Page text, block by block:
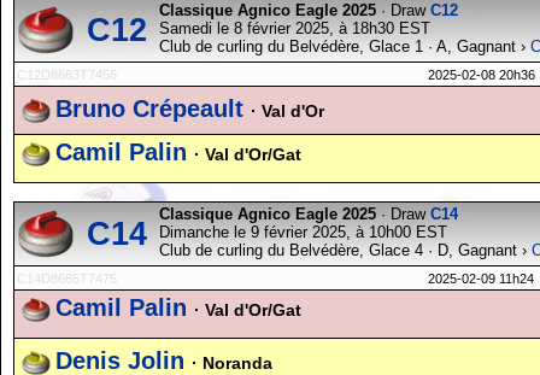
C12
Classique Agnico Eagle 2025 · Draw C12
Samedi le 8 février 2025, à 18h30 EST
Club de curling du Belvédère, Glace 1 · A, Gagnant ›
C12D8663T7456 2025-02-08 20h36
Bruno Crépeault · Val d'Or
Camil Palin · Val d'Or/Gat
C14
Classique Agnico Eagle 2025 · Draw C14
Dimanche le 9 février 2025, à 10h00 EST
Club de curling du Belvédère, Glace 4 · D, Gagnant ›
C14D8665T7475 2025-02-09 11h24
Camil Palin · Val d'Or/Gat
Denis Jolin · Noranda